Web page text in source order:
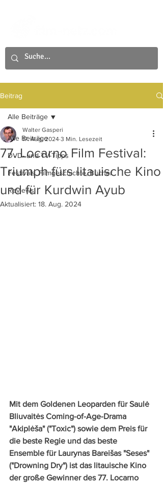
Beitrag
Alle Beiträge
DVD- und TV-Tipps
Festivals, Filmgeschichte, Bücher
Reviews
Alle Beiträge
77. Locarno Film Festival:
Triumph fürs litauische Kino
und für Kurdwin Ayub
Walter Gasperi
17. Aug. 2024 3 Min. Lesezeit
Aktualisiert: 18. Aug. 2024
Mit dem Goldenen Leoparden für Saulė
Bliuvaitės Coming-of-Age-Drama
"Akiplėša" ("Toxic") sowie dem Preis für
die beste Regie und das beste
Ensemble für Laurynas Bareišas "Seses"
("Drowning Dry") ist das litauische Kino
der große Gewinner des 77. Locarno